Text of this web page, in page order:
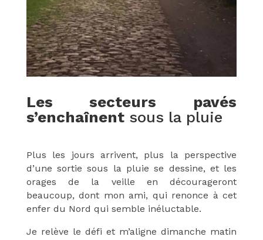
Les secteurs pavés
s’enchaînentsous la pluie
Plus les jours arrivent, plus la perspective
d’une sortie sous la pluie se dessine, et les
orages de la veille en décourageront
beaucoup, dont mon ami, qui renonce à cet
enfer du Nord qui semble inéluctable.
Je relève le défi et m’aligne dimanche matin